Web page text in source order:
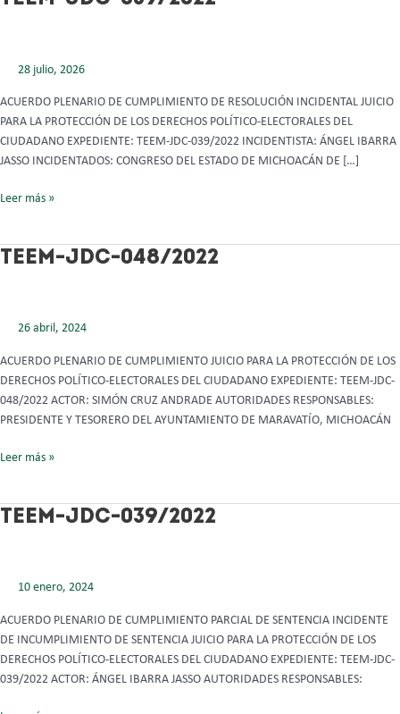
28 julio, 2026
ACUERDO PLENARIO DE CUMPLIMIENTO DE RESOLUCIÓN INCIDENTAL JUICIO
PARA LA PROTECCIÓN DE LOS DERECHOS POLÍTICO-ELECTORALES DEL
CIUDADANO EXPEDIENTE: TEEM-JDC-039/2022 INCIDENTISTA: ÁNGEL IBARRA
JASSO INCIDENTADOS: CONGRESO DEL ESTADO DE MICHOACÁN DE […]
Leer más »
TEEM-JDC-048/2022
26 abril, 2024
ACUERDO PLENARIO DE CUMPLIMIENTO JUICIO PARA LA PROTECCIÓN DE LOS
DERECHOS POLÍTICO-ELECTORALES DEL CIUDADANO EXPEDIENTE: TEEM-JDC-
048/2022 ACTOR: SIMÓN CRUZ ANDRADE AUTORIDADES RESPONSABLES:
PRESIDENTE Y TESORERO DEL AYUNTAMIENTO DE MARAVATÍO, MICHOACÁN
TEEM-
Leer más »
TEEM-JDC-039/2022
10 enero, 2024
ACUERDO PLENARIO DE CUMPLIMIENTO PARCIAL DE SENTENCIA INCIDENTE
DE INCUMPLIMIENTO DE SENTENCIA JUICIO PARA LA PROTECCIÓN DE LOS
DERECHOS POLÍTICO-ELECTORALES DEL CIUDADANO EXPEDIENTE: TEEM-JDC-
039/2022 ACTOR: ÁNGEL IBARRA JASSO AUTORIDADES RESPONSABLES:
TEEM-